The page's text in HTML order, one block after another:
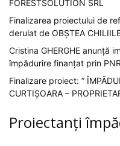
FORESTSOLUTION SRL
Finalizarea proiectului de
derulat de OBȘTEA
Cristina GHERGHE anunță
împădurire finanțat prin
Finalizare proiect: ”
CURTIȘOARA –
Proiectanți